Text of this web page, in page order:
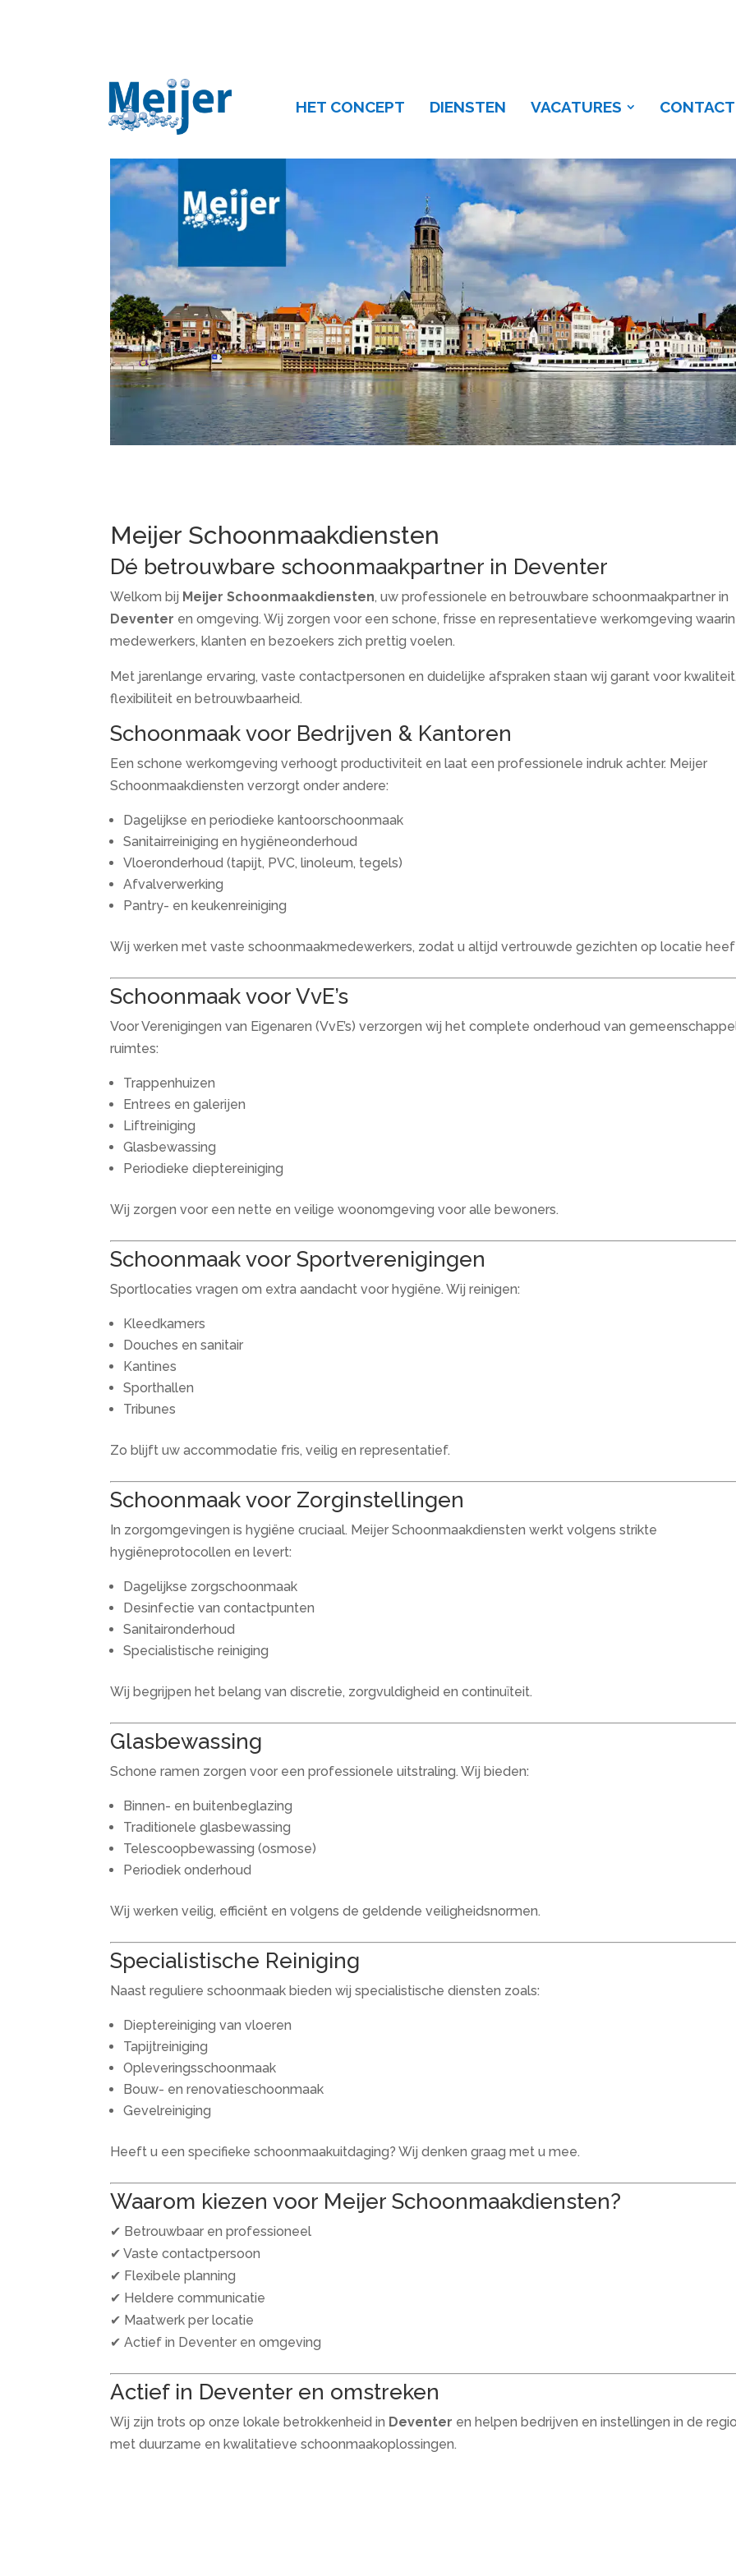
HET CONCEPT DIENSTEN VACATURES CONTACT
door Lennard| feb 17, 2026
Meijer Schoonmaakdiensten
Dé betrouwbare schoonmaakpartner in Deventer
Welkom bij Meijer Schoonmaakdiensten, uw professionele en betrouwbare schoonmaakpartner in
Deventer en omgeving. Wij zorgen voor een schone, frisse en representatieve werkomgeving waarin
medewerkers, klanten en bezoekers zich prettig voelen.
Met jarenlange ervaring, vaste contactpersonen en duidelijke afspraken staan wij garant voor
flexibiliteit en betrouwbaarheid.
Schoonmaak voor Bedrijven & Kantoren
Een schone werkomgeving verhoogt productiviteit en laat een professionele indruk achter. Meijer
Schoonmaakdiensten verzorgt onder andere:
Dagelijkse en periodieke kantoorschoonmaak
Sanitairreiniging en hygiëneonderhoud
Vloeronderhoud (tapijt, PVC, linoleum, tegels)
Afvalverwerking
Pantry- en keukenreiniging
Wij werken met vaste schoonmaakmedewerkers, zodat u altijd vertrouwde gezichten op locatie
Schoonmaak voor VvE’s
Voor Verenigingen van Eigenaren (VvE’s) verzorgen wij het complete onderhoud van
ruimtes:
Trappenhuizen
Entrees en galerijen
Liftreiniging
Glasbewassing
Periodieke dieptereiniging
Wij zorgen voor een nette en veilige woonomgeving voor alle bewoners.
Schoonmaak voor Sportverenigingen
Sportlocaties vragen om extra aandacht voor hygiëne. Wij reinigen:
Kleedkamers
Douches en sanitair
Kantines
Sporthallen
Tribunes
Zo blijft uw accommodatie fris, veilig en representatief.
Schoonmaak voor Zorginstellingen
In zorgomgevingen is hygiëne cruciaal. Meijer Schoonmaakdiensten werkt volgens strikte
hygiëneprotocollen en levert:
Dagelijkse zorgschoonmaak
Desinfectie van contactpunten
Sanitaironderhoud
Specialistische reiniging
Wij begrijpen het belang van discretie, zorgvuldigheid en continuïteit.
Glasbewassing
Schone ramen zorgen voor een professionele uitstraling. Wij bieden:
Binnen- en buitenbeglazing
Traditionele glasbewassing
Telescoopbewassing (osmose)
Periodiek onderhoud
Wij werken veilig, efficiënt en volgens de geldende veiligheidsnormen.
Specialistische Reiniging
Naast reguliere schoonmaak bieden wij specialistische diensten zoals:
Dieptereiniging van vloeren
Tapijtreiniging
Opleveringsschoonmaak
Bouw- en renovatieschoonmaak
Gevelreiniging
Heeft u een specifieke schoonmaakuitdaging? Wij denken graag met u mee.
Waarom kiezen voor Meijer Schoonmaakdiensten?
✔ Betrouwbaar en professioneel
✔ Vaste contactpersoon
✔ Flexibele planning
✔ Heldere communicatie
✔ Maatwerk per locatie
✔ Actief in Deventer en omgeving
Actief in Deventer en omstreken
Wij zijn trots op onze lokale betrokkenheid in Deventer en helpen bedrijven en instellingen in de
met duurzame en kwalitatieve schoonmaakoplossingen.